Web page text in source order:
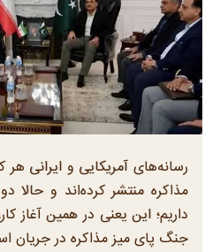
رسانه‌های آمریکایی و ایرانی هر
مذاکره منتشر کرده‌اند و حالا
داریم؛ این یعنی در همین آغاز
جنگ پای میز مذاکره در جریان